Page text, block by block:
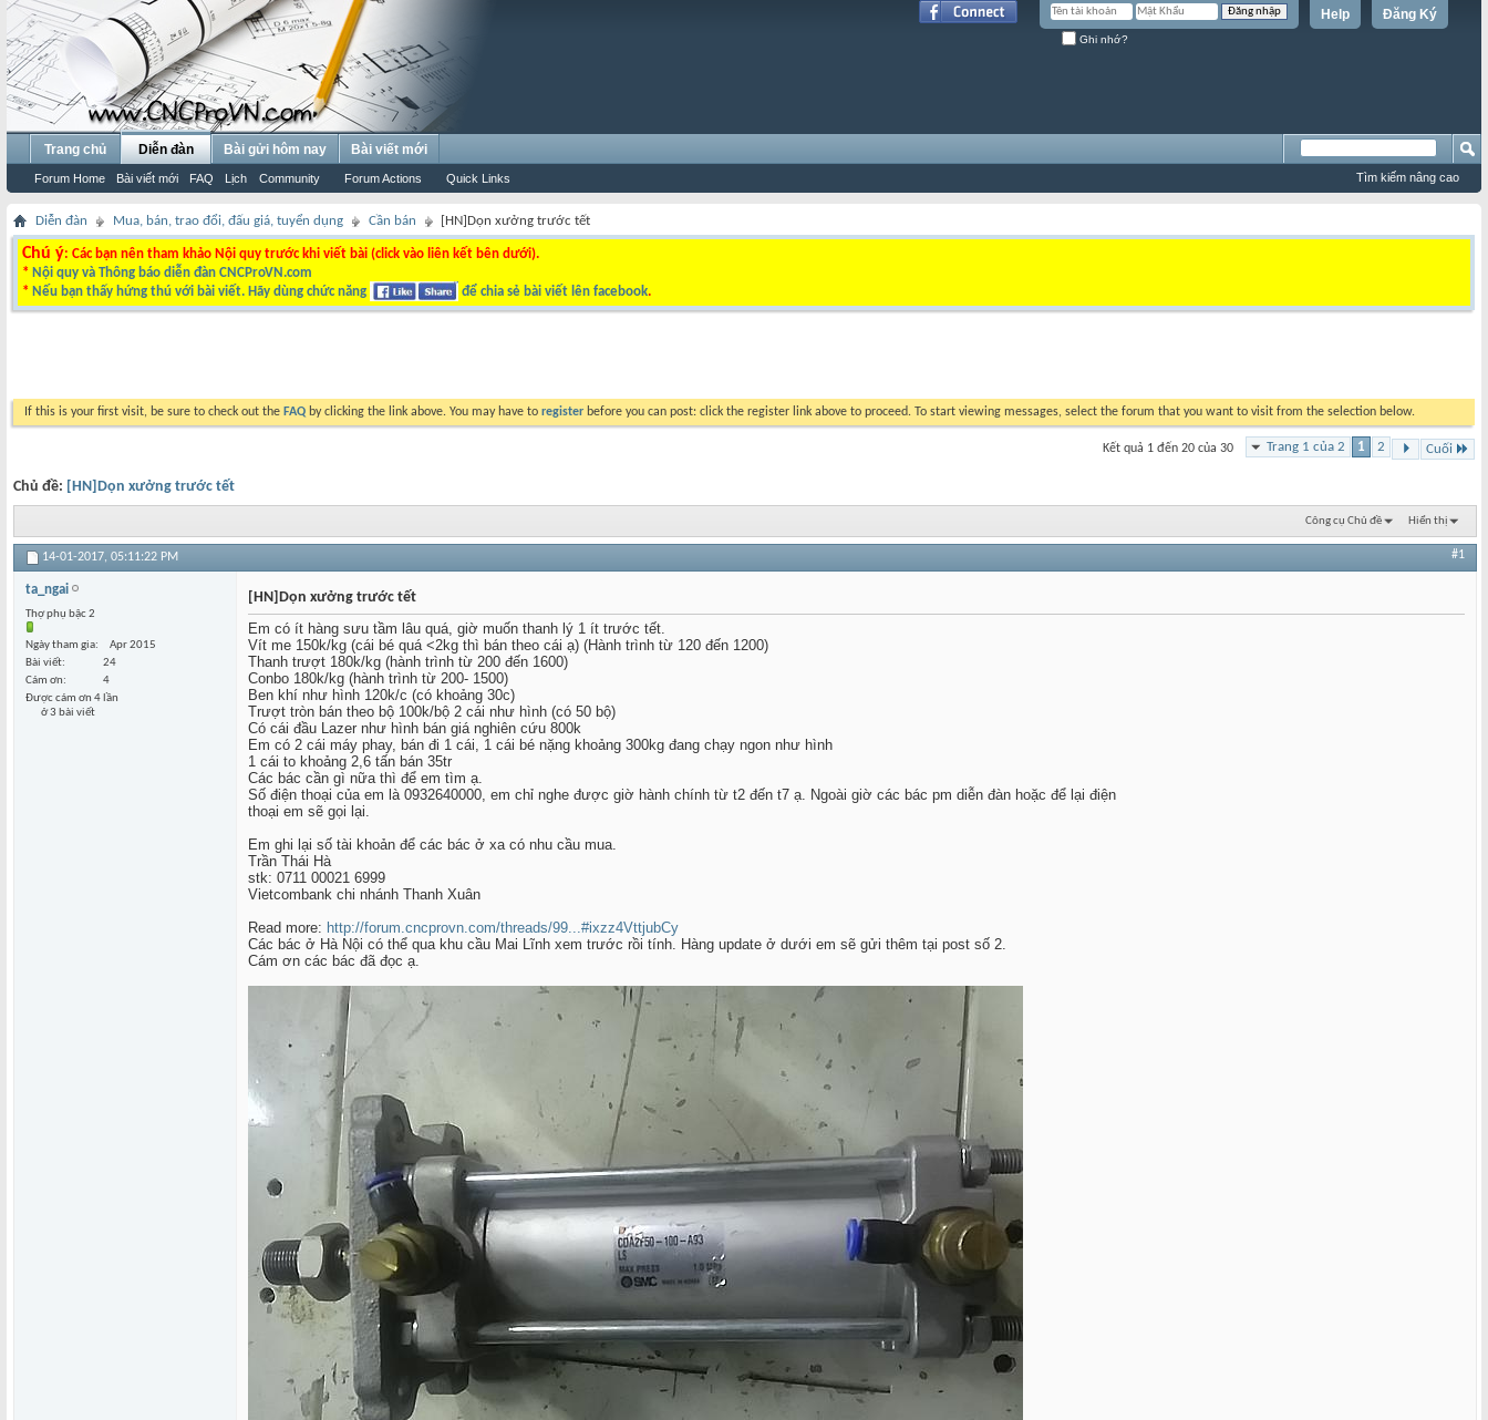
Đăng Ký
Help
Ghi nhớ?
Trang chủ Diễn đàn
Forum Home Bài viết mới FAQ Lịch Community Forum Actions Quick Links
Bài gửi hôm nay Bài viết mới
Tìm kiếm nâng cao
Diễn đàn Mua, bán, trao đổi, đấu giá, tuyển dụng Cần bán [HN]Dọn xưởng trước tết
Chú ý: Các bạn nên tham khảo Nội quy trước khi viết bài (click vào liên kết bên dưới).
* Nội quy và Thông báo diễn đàn CNCProVN.com
* Nếu bạn thấy hứng thú với bài viết. Hãy dùng chức năng để chia sẻ bài viết lên facebook.
If this is your first visit, be sure to check out the FAQ by clicking the link above. You may have to register before you can post: click the register link above to proceed. To start viewing messages, select the forum that you want to visit from the selection below.
Trang 1 của 2 1 2 Cuối
Kết quả 1 đến 20 của 30
Chủ đề: [HN]Dọn xưởng trước tết
Công cụ Chủ đề Hiển thị
14-01-2017, 05:11:22 PM #1
ta_ngai
Thợ phụ bậc 2
Ngày tham gia
Apr 2015
Bài viết
24
Cám ơn
4
Được cám ơn 4 lần
ở 3 bài viết
[HN]Dọn xưởng trước tết
Em có ít hàng sưu tầm lâu quá, giờ muốn thanh lý 1 ít trước tết.
Vít me 150k/kg (cái bé quá <2kg thì bán theo cái ạ) (Hành trình từ 120 đến 1200)
Thanh trượt 180k/kg (hành trình từ 200 đến 1600)
Conbo 180k/kg (hành trình từ 200- 1500)
Ben khí như hình 120k/c (có khoảng 30c)
Trượt tròn bán theo bộ 100k/bộ 2 cái như hình (có 50 bộ)
Có cái đầu Lazer như hình bán giá nghiên cứu 800k
Em có 2 cái máy phay, bán đi 1 cái, 1 cái bé nặng khoảng 300kg đang chạy ngon như hình
1 cái to khoảng 2,6 tấn bán 35tr
Các bác cần gì nữa thì để em tìm ạ.
Số điện thoại của em là 0932640000, em chỉ nghe được giờ hành chính từ t2 đến t7 ạ. Ngoài giờ các bác pm diễn đàn hoặc để lại điện
thoại em sẽ gọi lại.
Em ghi lại số tài khoản để các bác ở xa có nhu cầu mua.
Trần Thái Hà
stk: 0711 00021 6999
Vietcombank chi nhánh Thanh Xuân
Read more: http://forum.cncprovn.com/threads/99...#ixzz4VttjubCy
Các bác ở Hà Nội có thể qua khu cầu Mai Lĩnh xem trước rồi tính. Hàng update ở dưới em sẽ gửi thêm tại post số 2.
Cám ơn các bác đã đọc ạ.